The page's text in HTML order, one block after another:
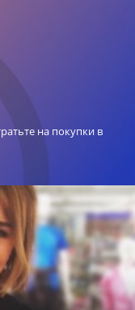
на покупки в